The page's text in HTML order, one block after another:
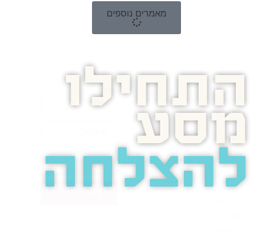
מאמרים נוספים
התחילו
מסע
להצלחה
בואו נדבר